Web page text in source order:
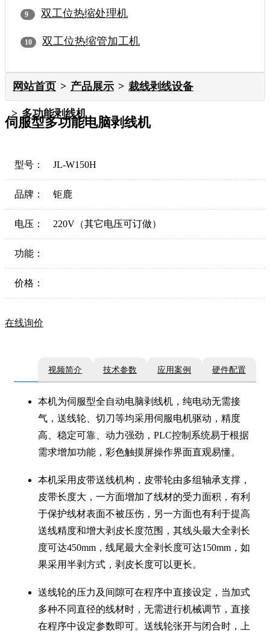
双工位热缩处理机
双工位热缩管加工机
网站首页 产品展示 裁线剥线设备
多功能剥线机
伺服型多功能电脑剥线机
型号： JL-W150H
品牌： 钜鹿
电压： 220V（其它电压可订做）
功能：
价格：
在线询价
视频简介 技术参数 应用案例 硬件配置
本机为伺服型全自动电脑剥线机，纯电动无需接
气，送线轮、切刀等均采用伺服电机驱动，精度
高、稳定可靠、动力强劲，PLC控制系统易于根据
需求增加功能，彩色触摸屏操作界面直观易懂。
本机采用皮带送线机构，皮带轮由多组轴承支撑，
皮带长度大，一方面增加了线材的受力面积，有利
于保护线材表面不被压伤，另一方面也有利于提高
送线精度和增大剥皮长度范围，其线头最大全剥长
度可达450mm，线尾最大全剥长度可达150mm，如
果采用半剥方式，剥皮长度可以更长。
送线轮的压力及间隙可在程序中直接设定，当加式
多种不同直径的线材时，无需进行机械调节，直接
在程序中设定参数即可。送线轮张开与闭合时，上